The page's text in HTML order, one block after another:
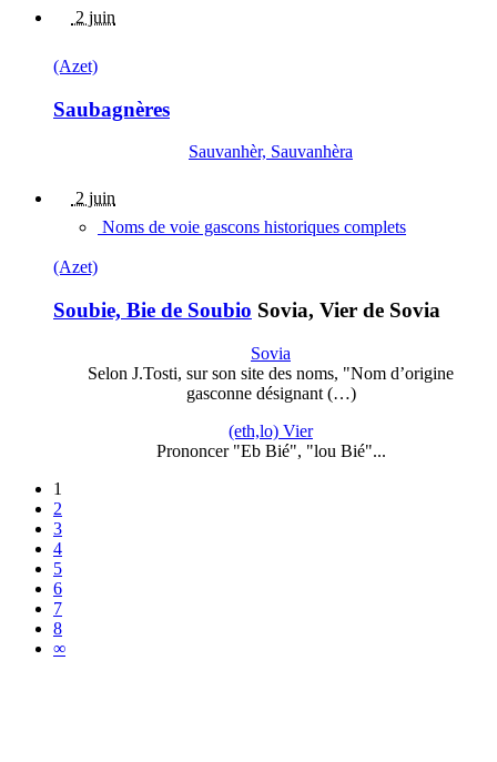
2 juin
(Azet)
Saubagnères
Sauvanhèr, Sauvanhèra
2 juin
Noms de voie gascons historiques complets
(Azet)
Soubie, Bie de Soubio Sovia, Vier de Sovia
Sovia
Selon J.Tosti, sur son site des noms, "Nom d’origine
gasconne désignant (…)
(eth,lo) Vier
Prononcer "Eb Bié", "lou Bié"...
1
2
3
4
5
6
7
8
∞